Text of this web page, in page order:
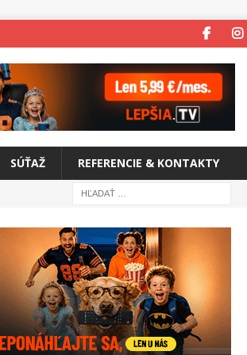
SÚŤAŽ REFERENCIE & KONTAKTY